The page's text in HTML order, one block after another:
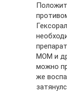
МОМ и
можно
же